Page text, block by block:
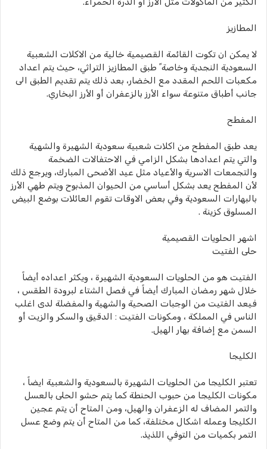
المطازيز
لا يمكن ان تكوت القائمة القصيمية خالية من الاكلات الشعبية
السعودية النجدية وخاصة ً طبق المطازيز التراثي، حيث يتم اعداد
مكعبات اللحم المقدد مع الخضار، بعد ذلك يتم تقديم الطبق الى
جانب أطباق متنوعة سواء الأرز بالزعفران أو الأرز البخاري.
المفطح
يعد طبق المفطح من اكلات شعبية سعودية الشهيرة والشهية
والتي يتم اعدادها بشكل الزامي في الاحتفالات الضخمة
والتجمعات الاسرية والأعياد مثل عيد الأضحى المبارك، ويرجع ذلك
لأن المفطح يعد بشكل أساسي من الحيوان المذبوح ويتم طهي الأرز
بالبهارات السعودية وفي بعض الاوقات تقوم العائلات بوضع البيض
المسلوق كزينة .
اشهر الحلويات القصيمية
حلى الفتيت
الفتيت هو من الحلويات السعودية الشهيرة ، ويكثر اعداده أيضاً
خلال شهر رمضان المبارك أيضاً في فصل الشتاء لبرودة الطقس ،
فيعد الفتيت من الوجبات الصحية والشهية والمفضلة لدى اغلب
الناس في المملكة ، ومكونات الفتيت : الدقيق والسكر والزيت أو
السمن مع إضافة بهار الهيل.
الكليجا
تعتبر الكليجا من الحلويات الشهيرة بالسعودية والشعبية ايضاً ،
مكونات الكليجا من حبوب الحنطة كما يتم حشو الحلى بالعسل
والتمر المضاف له الزعفران والهيل، ومن المتاح أن يتم عجين
الكليجا وعمله اشكال مختلفة، كما من المتاح أن يتم وضع عسل
التمر بكميات من التوفي اللذيذ.